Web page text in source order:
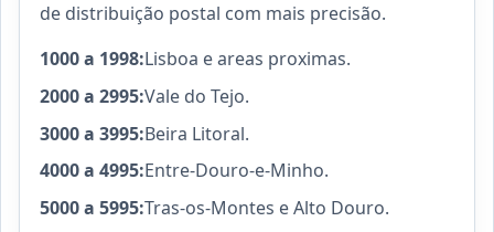
de distribuição postal com mais precisão.
1000 a 1998:Lisboa e areas proximas.
2000 a 2995:Vale do Tejo.
3000 a 3995:Beira Litoral.
4000 a 4995:Entre-Douro-e-Minho.
5000 a 5995:Tras-os-Montes e Alto Douro.